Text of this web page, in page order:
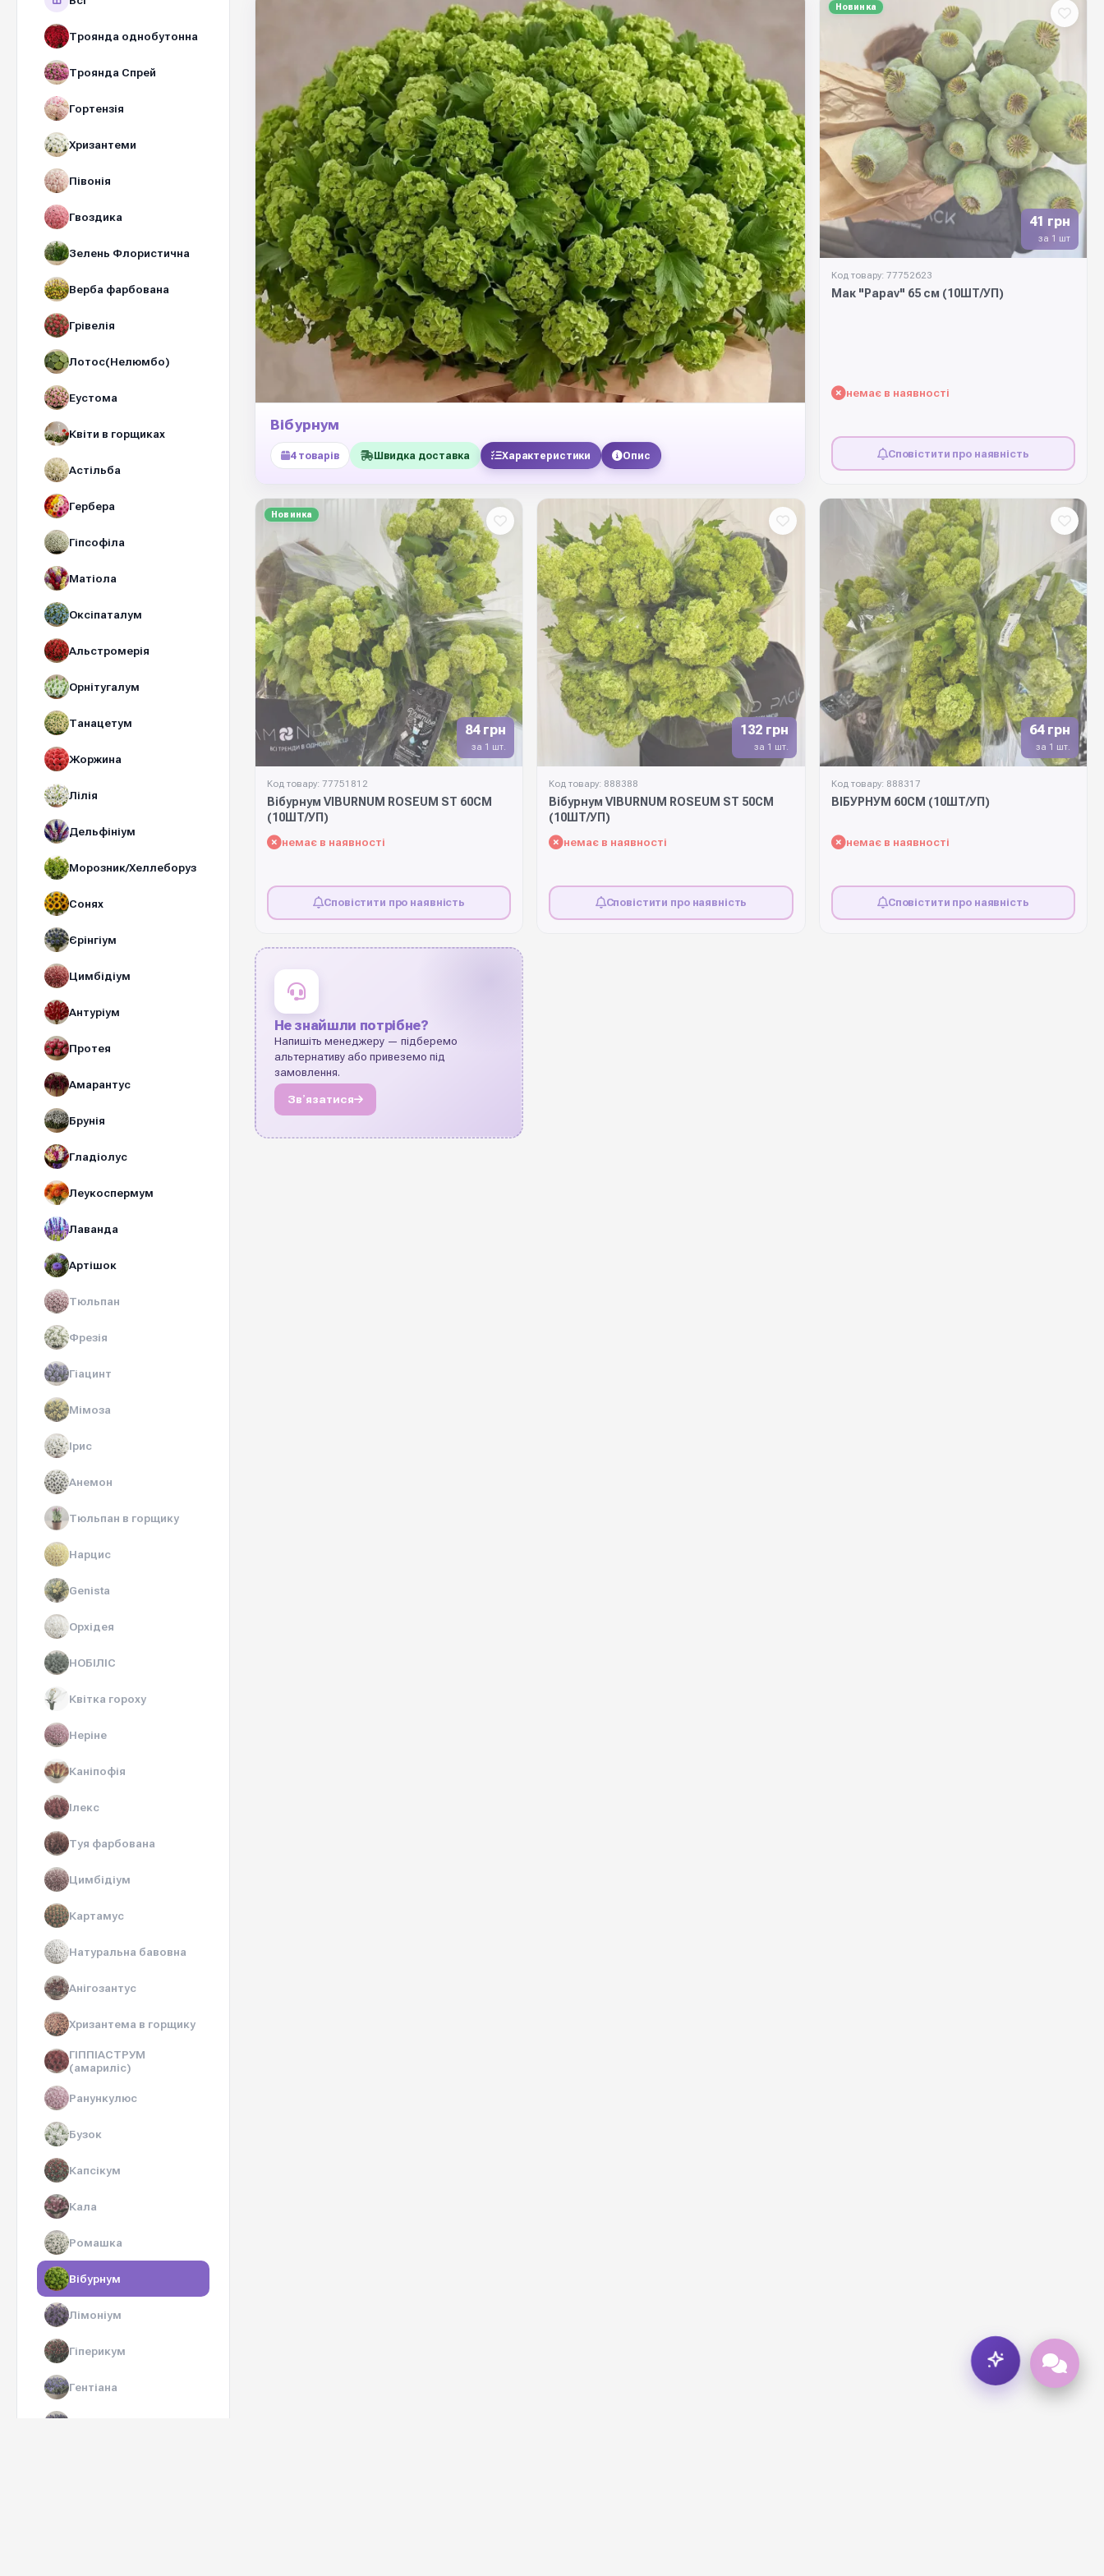
Троянда однобутонна
Троянда Спрей
Гортензія
Хризантеми
Півонія
Гвоздика
Зелень Флористична
Верба фарбована
Грівелія
Лотос(Нелюмбо)
Еустома
Квіти в горщиках
Астільба
Гербера
Гіпсофіла
Матіола
Оксіпаталум
Альстромерія
Орнітугалум
Танацетум
Жоржина
Лілія
Дельфініум
Морозник/Хеллеборуз
Сонях
Єрінгіум
Цимбідіум
Антуріум
Протея
Амарантус
Брунія
Гладіолус
Леукоспермум
Лаванда
Артішок
Тюльпан
Фрезія
Гіацинт
Мімоза
Ірис
Анемон
Тюльпан в горщику
Нарцис
Genista
Орхідея
НОБІЛІС
Квітка гороху
Неріне
Каніпофія
Ілекс
Туя фарбована
Цимбідіум
Картамус
Натуральна бавовна
Анігозантус
Хризантема в горщику
ГІППІАСТРУМ
(амариліс)
Ранункулюс
Бузок
Капсікум
Кала
Ромашка
Вібурнум
Лімоніум
Гіперикум
Гентіана
Вібурнум
4 товарів Швидка доставка Характеристики Опис
41 грн
за 1 шт
Новинка
Код товару: 77752623
Мак "Papav" 65 см (10ШТ/УП)
немає в наявності
Сповістити про наявність
84 грн
за 1 шт.
Новинка
Код товару: 77751812
Вібурнум VIBURNUM ROSEUM ST 60СМ
(10ШТ/УП)
немає в наявності
Сповістити про наявність
132 грн
за 1 шт.
Код товару: 888388
Вібурнум VIBURNUM ROSEUM ST 50СМ
(10ШТ/УП)
немає в наявності
Сповістити про наявність
64 грн
за 1 шт.
Код товару: 888317
ВІБУРНУМ 60СМ (10ШТ/УП)
немає в наявності
Сповістити про наявність
Не знайшли потрібне?
Напишіть менеджеру — підберемо
альтернативу або привеземо під
замовлення.
Звʼязатися